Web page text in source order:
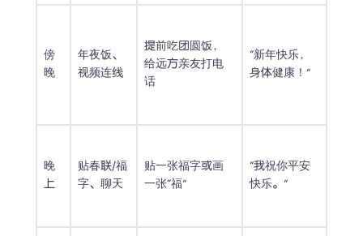
傍
晚
年夜饭、
视频连线
提前吃团圆饭，
给远方亲友打电
话
“新年快乐，
身体健康！”
晚
上
贴春联/福
字、聊天
贴一张福字或画
一张“福”
“我祝你平安
快乐。”